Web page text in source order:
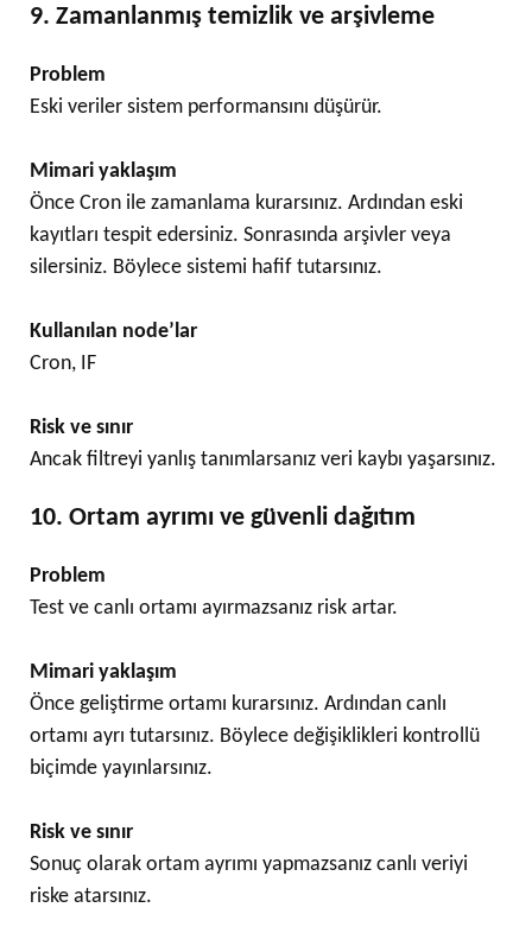
9. Zamanlanmış temizlik ve arşivleme
Problem
Eski veriler sistem performansını düşürür.
Mimari yaklaşım
Önce Cron ile zamanlama kurarsınız. Ardından eski
kayıtları tespit edersiniz. Sonrasında arşivler veya
silersiniz. Böylece sistemi hafif tutarsınız.
Kullanılan node’lar
Cron, IF
Risk ve sınır
Ancak filtreyi yanlış tanımlarsanız veri kaybı yaşarsınız.
10. Ortam ayrımı ve güvenli dağıtım
Problem
Test ve canlı ortamı ayırmazsanız risk artar.
Mimari yaklaşım
Önce geliştirme ortamı kurarsınız. Ardından canlı
ortamı ayrı tutarsınız. Böylece değişiklikleri kontrollü
biçimde yayınlarsınız.
Risk ve sınır
Sonuç olarak ortam ayrımı yapmazsanız canlı veriyi
riske atarsınız.